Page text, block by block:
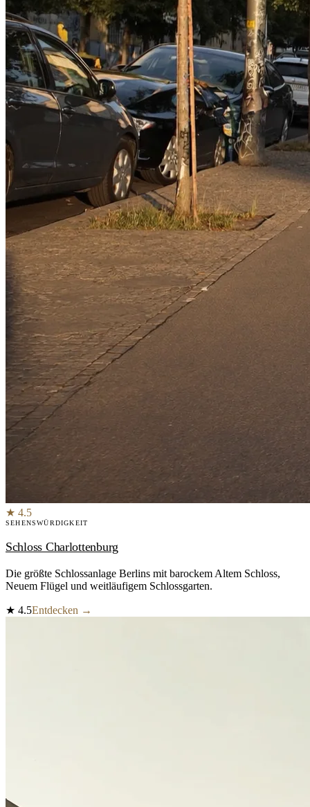
★ 4.5
SEHENSWÜRDIGKEIT
Schloss Charlottenburg
Die größte Schlossanlage Berlins mit barockem Altem Schloss,
Neuem Flügel und weitläufigem Schlossgarten.
★ 4.5Entdecken →